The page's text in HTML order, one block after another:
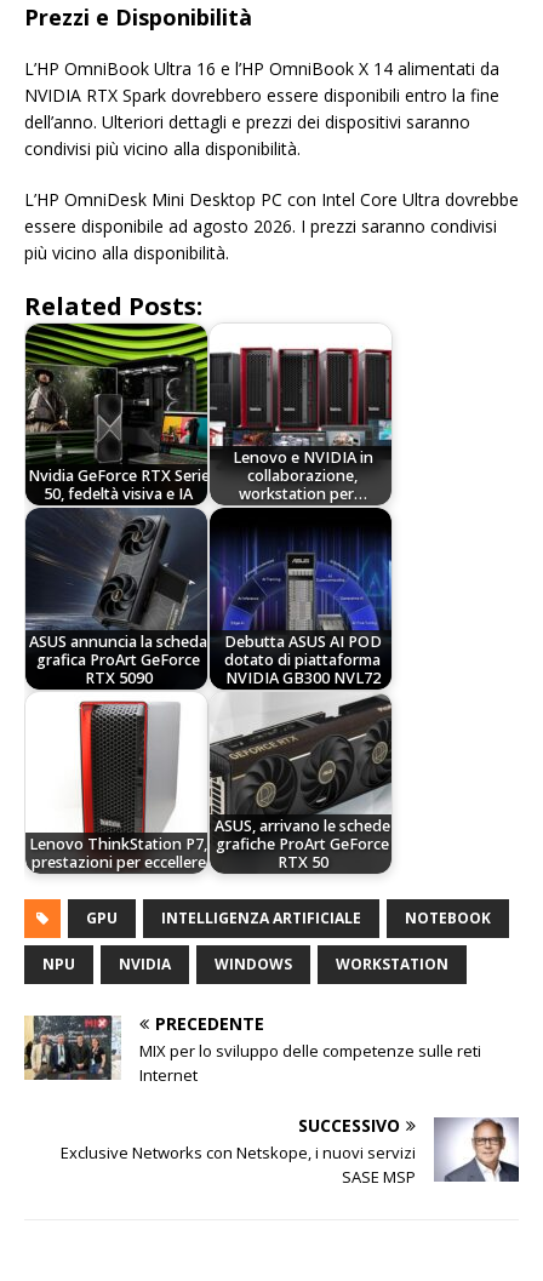
Prezzi e Disponibilità
L’HP OmniBook Ultra 16 e l’HP OmniBook X 14 alimentati da
NVIDIA RTX Spark dovrebbero essere disponibili entro la fine
dell’anno. Ulteriori dettagli e prezzi dei dispositivi saranno
condivisi più vicino alla disponibilità.
L’HP OmniDesk Mini Desktop PC con Intel Core Ultra dovrebbe
essere disponibile ad agosto 2026. I prezzi saranno condivisi
più vicino alla disponibilità.
Related Posts:
Nvidia GeForce RTX Serie
50, fedeltà visiva e IA
Lenovo e NVIDIA in
collaborazione,
workstation per…
ASUS annuncia la scheda
grafica ProArt GeForce
RTX 5090
Debutta ASUS AI POD
dotato di piattaforma
NVIDIA GB300 NVL72
Lenovo ThinkStation P7,
prestazioni per eccellere
ASUS, arrivano le schede
grafiche ProArt GeForce
RTX 50
GPU INTELLIGENZA ARTIFICIALE NOTEBOOK
NPU NVIDIA WINDOWS WORKSTATION
PRECEDENTE
MIX per lo sviluppo delle competenze sulle reti
Internet
SUCCESSIVO
Exclusive Networks con Netskope, i nuovi servizi
SASE MSP